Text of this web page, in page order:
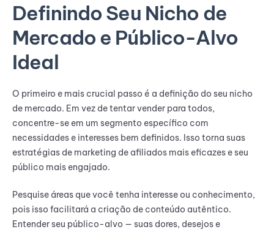
Definindo Seu Nicho de
Mercado e Público-Alvo
Ideal
O primeiro e mais crucial passo é a definição do seu nicho
de mercado. Em vez de tentar vender para todos,
concentre-se em um segmento específico com
necessidades e interesses bem definidos. Isso torna suas
estratégias de marketing de afiliados mais eficazes e seu
público mais engajado.
Pesquise áreas que você tenha interesse ou conhecimento,
pois isso facilitará a criação de conteúdo autêntico.
Entender seu público-alvo — suas dores, desejos e